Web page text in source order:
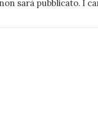
sarà pubblicato. I